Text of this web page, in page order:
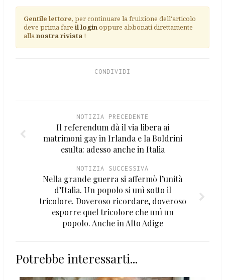
Gentile lettore, per continuare la fruizione dell'articolo
deve prima fare il loginoppure abbonati direttamente
allanostra rivista !
CONDIVIDI
NOTIZIA PRECEDENTE
Il referendum dà il via libera ai
matrimoni gay in Irlanda e la Boldrini
esulta: adesso anche in Italia
NOTIZIA SUCCESSIVA
Nella grande guerra si affermò l’unità
d’Italia. Un popolo si unì sotto il
tricolore. Doveroso ricordare, doveroso
esporre quel tricolore che unì un
popolo. Anche in Alto Adige
Potrebbe interessarti...